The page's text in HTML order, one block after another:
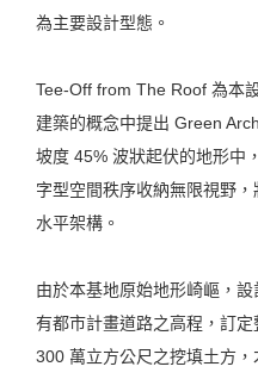
為主要設計型態。
Tee-Off from The Roof 為本
建築的概念中提出 Green
坡度 45% 波狀起伏的地形中
字型空間秩序收納無限視野
水平架構。
由於本基地原始地形崎嶇，
有都市計畫道路之高程，訂
300 萬立方公尺之挖填土方